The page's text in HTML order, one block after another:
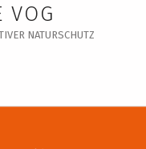
VOG
NATURSCHUTZ